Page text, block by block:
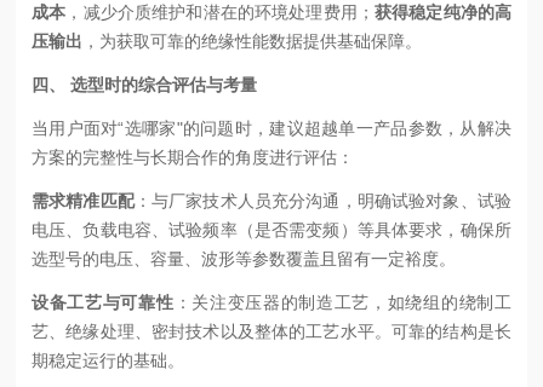
成本 ，减少介质维护和潜在的环境处理费用； 获得稳定纯净的高
压输出 ，为获取可靠的绝缘性能数据提供基础保障。
四、 选型时的综合评估与考量
当用户面对“选哪家"的问题时，建议超越单一产品参数，从解决
方案的完整性与长期合作的角度进行评估：
需求精准匹配：与厂家技术人员充分沟通，明确试验对象、试验
电压、负载电容、试验频率（是否需变频）等具体要求，确保所
选型号的电压、容量、波形等参数覆盖且留有一定裕度。
设备工艺与可靠性 ：关注变压器的制造工艺，如绕组的绕制工
艺、绝缘处理、密封技术以及整体的工艺水平。可靠的结构是长
期稳定运行的基础。